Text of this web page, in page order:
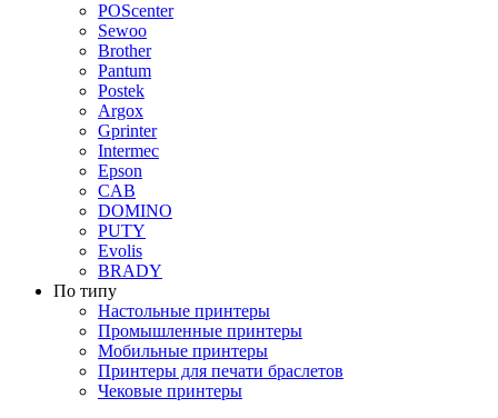
POScenter
Sewoo
Brother
Pantum
Postek
Argox
Gprinter
Intermec
Epson
CAB
DOMINO
PUTY
Evolis
BRADY
По типу
Настольные принтеры
Промышленные принтеры
Мобильные принтеры
Принтеры для печати браслетов
Чековые принтеры